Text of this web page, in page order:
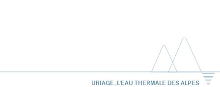
URIAGE, L'EAU THERMALE DES ALPES